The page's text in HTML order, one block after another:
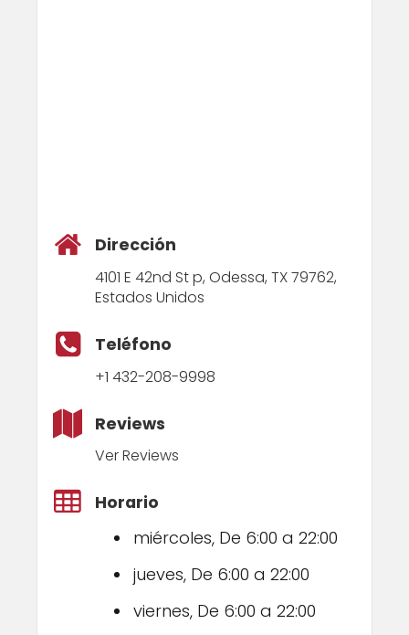
Dirección
4101 E 42nd St p, Odessa, TX 79762,
Estados Unidos
Teléfono
+1 432-208-9998
Reviews
Ver Reviews
Horario
miércoles, De 6:00 a 22:00
jueves, De 6:00 a 22:00
viernes, De 6:00 a 22:00